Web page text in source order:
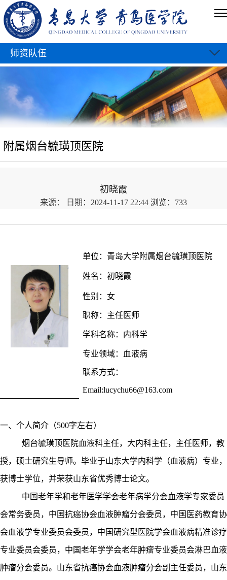
师资队伍
附属烟台毓璜顶医院
初晓霞
来源： 日期：2024-11-17 22:44 浏览： 733
单位 ： 青岛大学附属烟台毓璜顶医院
姓名：初晓霞
性别：女
职称：主任医师
学科名称：内科学
专业领域：血液病
联系方式：
Email:lucychu66@163.com
一、个人简介（500字左右）
烟台毓璜顶医院血液科主任，大内科主任，主任医师，教
授，硕士研究生导师。毕业于山东大学内科学（血液病）专业，
获博士学位，并荣获山东省优秀博士论文。
中国老年学和老年医学学会老年病学分会血液学专家委员
会常务委员，中国抗癌协会血液肿瘤分会委员，中国医药教育协
会血液学专业委员会委员，中国研究型医院学会血液病精准诊疗
专业委员会委员，中国老年学学会老年肿瘤专业委员会淋巴血液
肿瘤分会委员。山东省抗癌协会血液肿瘤分会副主任委员，山东